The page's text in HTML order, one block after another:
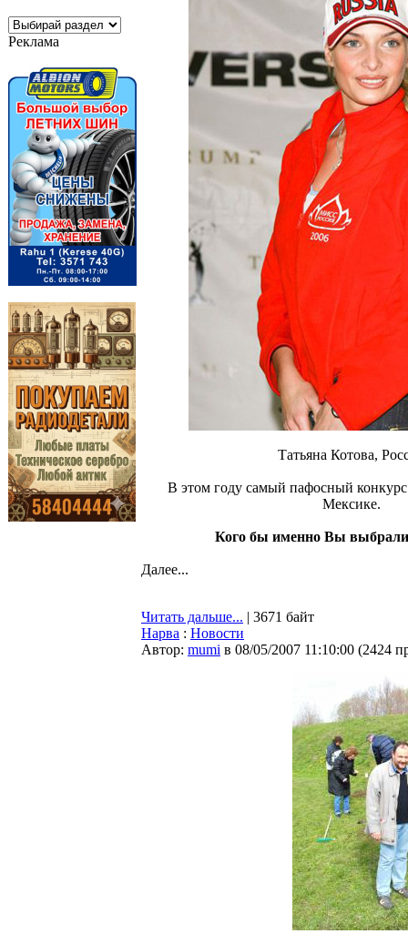
Реклама
Татьяна Котова,
В этом году самый пафосный
Мексике.
Кого бы именно Вы
Далее...
Читать дальше... | 3671 байт
Нарва : Новости
Автор: mumi в 08/05/2007 11:10:00 (2424